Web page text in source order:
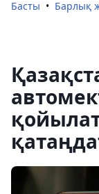
Басты Барлық